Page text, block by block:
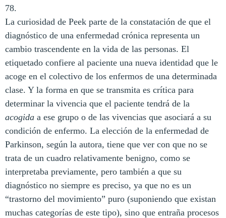
78.
La curiosidad de Peek parte de la constatación de que el
diagnóstico de una enfermedad crónica representa un
cambio trascendente en la vida de las personas. El
etiquetado confiere al paciente una nueva identidad que le
acoge en el colectivo de los enfermos de una determinada
clase. Y la forma en que se transmita es crítica para
determinar la vivencia que el paciente tendrá de la
acogida a ese grupo o de las vivencias que asociará a su
condición de enfermo. La elección de la enfermedad de
Parkinson, según la autora, tiene que ver con que no se
trata de un cuadro relativamente benigno, como se
interpretaba previamente, pero también a que su
diagnóstico no siempre es preciso, ya que no es un
“trastorno del movimiento” puro (suponiendo que existan
muchas categorías de este tipo), sino que entraña procesos